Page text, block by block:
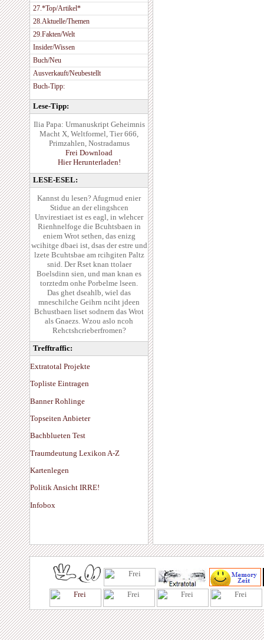
27.*Top/Artikel*
28.Aktuelle/Themen
29.Fakten/Welt
Insider/Wissen
Buch/Neu
Ausverkauft/Neubestellt
Buch-Tipp:
Lese-Tipp:
Ilia Papa: Urmanuskript Geheimnis
Macht X, Weltformel, Tier 666,
Primzahlen, Nostradamus
Frei Download
Hier Herunterladen!
LESE-ESEL:
Kannst du lesen? Afugrnud enier
Stidue an der elingshcen
Unvirestiaet ist es eagl, in wlehcer
Rienhnelfoge die Bcuhtsbaen in
eniem Wrot sethen, das enizg
wcihitge dbaei ist, dsas der estre und
lzete Bcuhtsbae am rcihgiten Paltz
snid. Der Rset knan ttolaer
Boelsdinn sien, und man knan es
torztedm onhe Porbelme lseen.
Das ghet dseahlb, wiel das
mneschilche Geihrn nciht jdeen
Bchustbaen liset sodnern das Wrot
als Gnaezs. Wzou aslo ncoh
Rehctshcrieberfromen?
Trefftraffic:
Extratotal Projekte
Topliste Eintragen
Banner Rohlinge
Topseiten Anbieter
Bachblueten Test
Traumdeutung Lexikon A-Z
Kartenlegen
Politik Ansicht IRRE!
Infobox